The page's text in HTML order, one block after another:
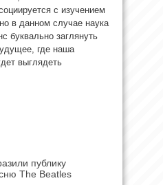
с изучением
в данном случае наука
буквально заглянуть
где наша
выглядеть
публику
The Beatles